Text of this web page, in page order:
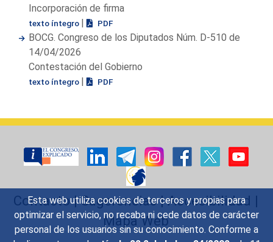
Esta web utiliza cookies de terceros y propias para
optimizar el servicio, no recaba ni cede datos de carácter
personal de los usuarios sin su conocimiento. Conforme a
Incorporación de firma
texto íntegro | PDF
BOCG. Congreso de los Diputados Núm. D-510 de
14/04/2026
Contestación del Gobierno
texto íntegro | PDF
Contacto|Sugerencias|Accesibilidad |
Mapa Web